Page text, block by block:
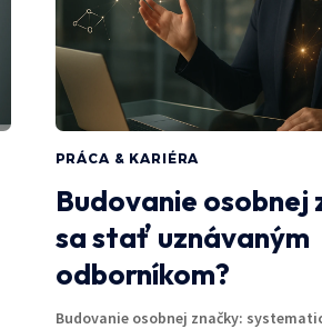
PRÁCA & KARIÉRA
Budovanie osobnej
sa stať uznávaným
odborníkom?
Budovanie osobnej značky: